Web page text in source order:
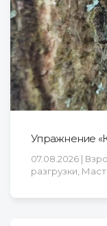
Упражнение
07.08.2026 |
разгрузки,